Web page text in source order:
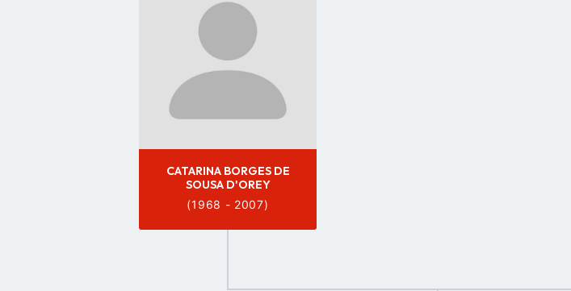
profile
page
CATARINA BORGES DE
SOUSA D'OREY
(1968 - 2007)